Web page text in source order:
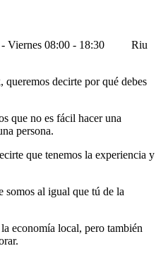
Viernes 08:00 - 18:30
Riu
queremos decirte por qué debes
que no es fácil hacer una
persona.
que tenemos la experiencia y
somos al igual que tú de la
economía local, pero también